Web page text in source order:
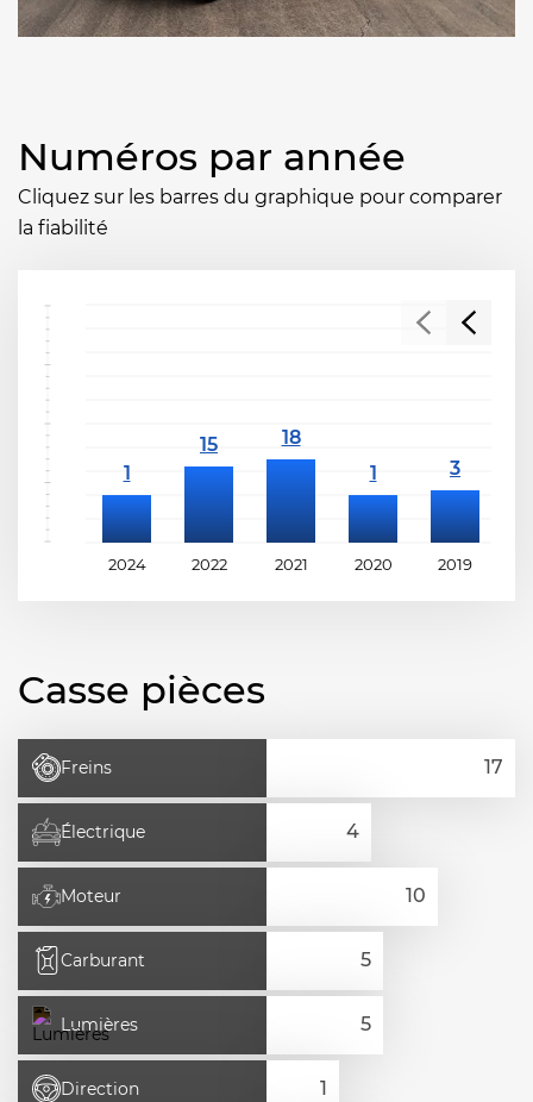
Numéros par année
Cliquez sur les barres du graphique pour comparer
la fiabilité
2024 2022 2021 2020 2019
Casse pièces
Freins
Électrique
Moteur
Carburant
Lumières
Direction